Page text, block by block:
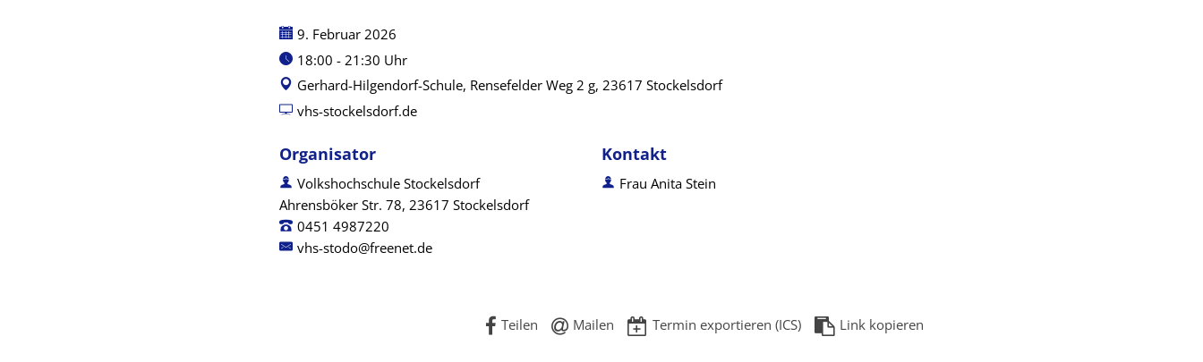
Datum:
9. Februar 2026
Uhrzeit:
18:00 - 21:30 Uhr
Gerhard-Hilgendorf-Schule, Rensefelder Weg 2 g, 23617 Stockelsdorf
vhs-stockelsdorf.de
Organisator
Volkshochschule Stockelsdorf
Ahrensböker Str. 78, 23617 Stockelsdorf
0451 4987220
vhs-stodo@freenet.de
Kontakt
Frau Anita Stein
Teilen Mailen Termin exportieren (ICS) Link kopieren